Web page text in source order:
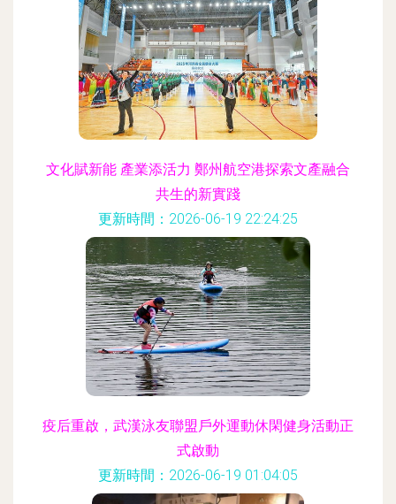
文化賦新能 產業添活力 鄭州航空港探索文產融合
共生的新實踐
更新時間：2026-06-19 22:24:25
疫后重啟，武漢泳友聯盟戶外運動休閑健身活動正
式啟動
更新時間：2026-06-19 01:04:05